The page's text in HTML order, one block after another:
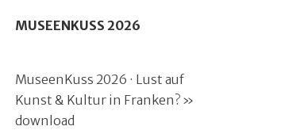
MUSEENKUSS 2026
MuseenKuss 2026 · Lust auf
Kunst & Kultur in Franken? »
download